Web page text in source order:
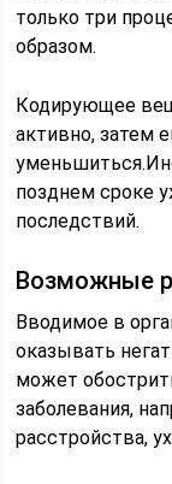
только три
образом.
Кодирующее
активно, затем
позднем сроке
последствий.
Возможные
Вводимое в
оказывать
может
заболевания,
расстройства,